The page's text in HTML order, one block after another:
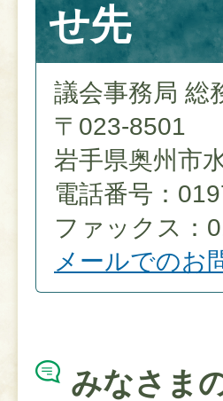
せ先
議会事務局 総
〒023-8501
岩手県奥州市
電話番号：
ファックス：
メールでのお
みなさま